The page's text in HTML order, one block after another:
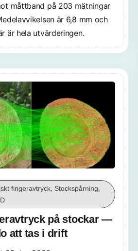
måttband på 203 mätningar
är 6,8 mm och
är hela utvärderingen.
fingeravtryck, Stockspårning,
på stockar —
att tas i drift